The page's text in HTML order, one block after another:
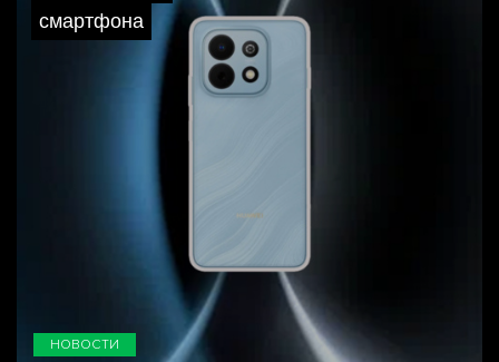
смартфона
НОВОСТИ